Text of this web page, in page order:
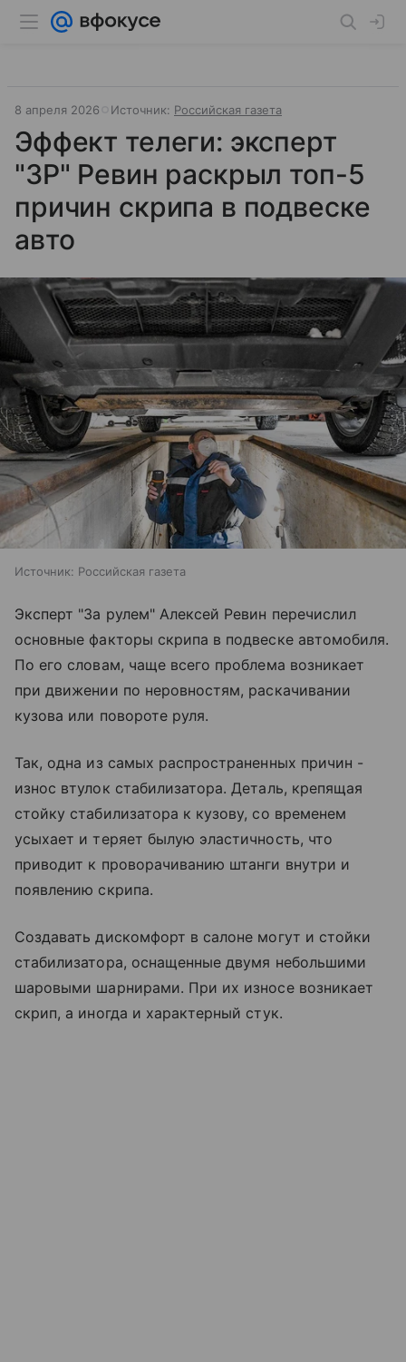
8 апреля 2026 Источник: Российская газета
Эффект телеги: эксперт
"ЗР" Ревин раскрыл топ-5
причин скрипа в подвеске
авто
Источник: Российская газета
Эксперт "За рулем" Алексей Ревин перечислил
основные факторы скрипа в подвеске автомобиля.
По его словам, чаще всего проблема возникает
при движении по неровностям, раскачивании
кузова или повороте руля.
Так, одна из самых распространенных причин -
износ втулок стабилизатора. Деталь, крепящая
стойку стабилизатора к кузову, со временем
усыхает и теряет былую эластичность, что
приводит к проворачиванию штанги внутри и
появлению скрипа.
Создавать дискомфорт в салоне могут и стойки
стабилизатора, оснащенные двумя небольшими
шаровыми шарнирами. При их износе возникает
скрип, а иногда и характерный стук.